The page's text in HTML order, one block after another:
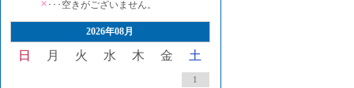
× ･･･空きがございません。
2026年08月
日 月 火 水 木 金 土
1